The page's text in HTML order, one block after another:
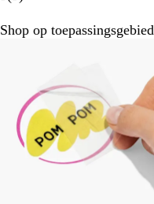
Shop op toepassingsgebied